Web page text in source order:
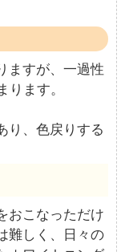
ますが、一過性
ります。
り、色戻りする
おこなっただけ
難しく、日々の